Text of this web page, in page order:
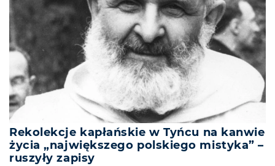
Rekolekcje kapłańskie w Tyńcu na kanwie
życia „największego polskiego mistyka” –
ruszyły zapisy